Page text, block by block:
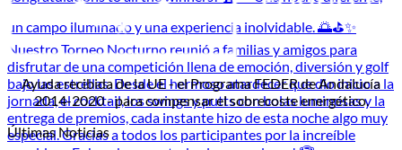
Ayuda recibida de la UE - el Programa FEDER de Andalucía
2014-2020 - para compensar el sobrecoste energético.
Últimas Noticias